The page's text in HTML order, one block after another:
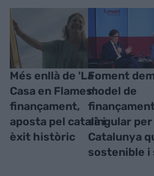
Més enllà de 'La
Casa en Flames':
finançament,
aposta pel català i
èxit històric
Foment
model de
singular per
Catalunya
sostenible i